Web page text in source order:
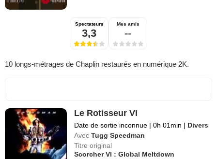
Spectateurs
3,3
Mes amis
--
10 longs-métrages de Chaplin restaurés en numérique 2K.
Le Rotisseur VI
Date de sortie inconnue | 0h 01min | Divers
Avec Tugg Speedman
Titre original
Scorcher VI : Global Meltdown